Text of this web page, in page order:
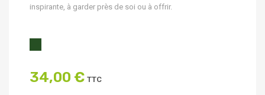
inspirante, à garder près de soi ou à offrir.
34,00 € TTC